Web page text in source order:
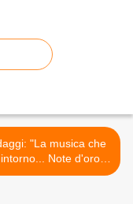
"La musica che
Note d'oro"
2018 >